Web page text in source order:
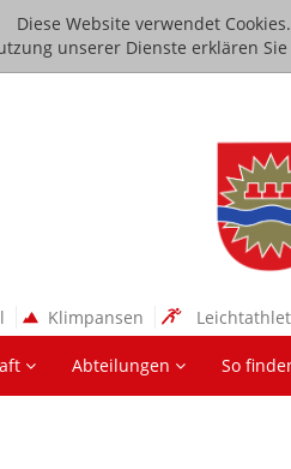
Diese Website verwendet
unserer Dienste erklären
Klimpansen
Abteilungen So